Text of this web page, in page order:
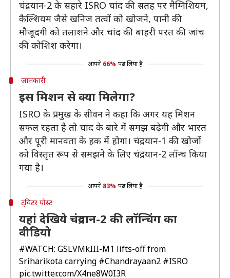
चंद्रयान-2 के सहारे ISRO चांद की सतह पर मैग्निशियम,
कैल्शियम जैसे खनिज तत्वों को खोजने, पानी की
मौजूदगी को तलाशने और चांद की बाहरी परत की जांच
की कोशिश करेगा।
आपने 66% पढ़ लिया है
जानकारी
इस मिशन से क्या मिलेगा?
ISRO के प्रमुख के सीवन ने कहा कि अगर यह मिशन
सफल रहता है तो चांद के बारे में समझ बढ़ेगी और भारत
और पूरी मानवता के हक में होगा। चंद्रयान-1 की खोजों
को विस्तृत रूप से समझने के लिए चंद्रयान-2 लॉन्च किया
गया है।
आपने 83% पढ़ लिया है
ट्विटर पोस्ट
यहां देखिये चंद्रयान-2 की लॉन्चिंग का
वीडियो
#WATCH: GSLVMkIII-M1 lifts-off from
Sriharikota carrying #Chandrayaan2 #ISRO
pic.twitter.com/X4ne8W0I3R